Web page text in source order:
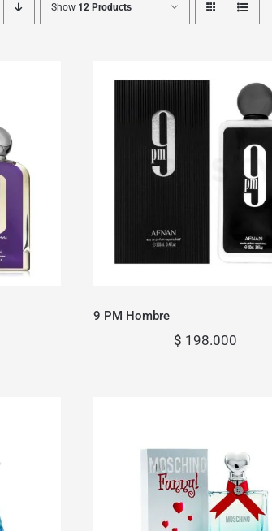
Show 12 Products
9 PM Hombre
9 PM Hombre
$ 198.000
Funny